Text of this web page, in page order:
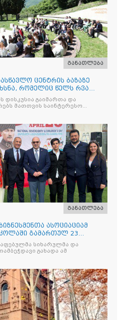
განათლება
ცენტრის ბაზაზე
რომელიც წელს რვა
დისკუსია გაიმართა და
მათთვის საინტერესო
განათლება
ასოციაციამ
გამართულ 23
სიხარულმა და
გახადა ამ